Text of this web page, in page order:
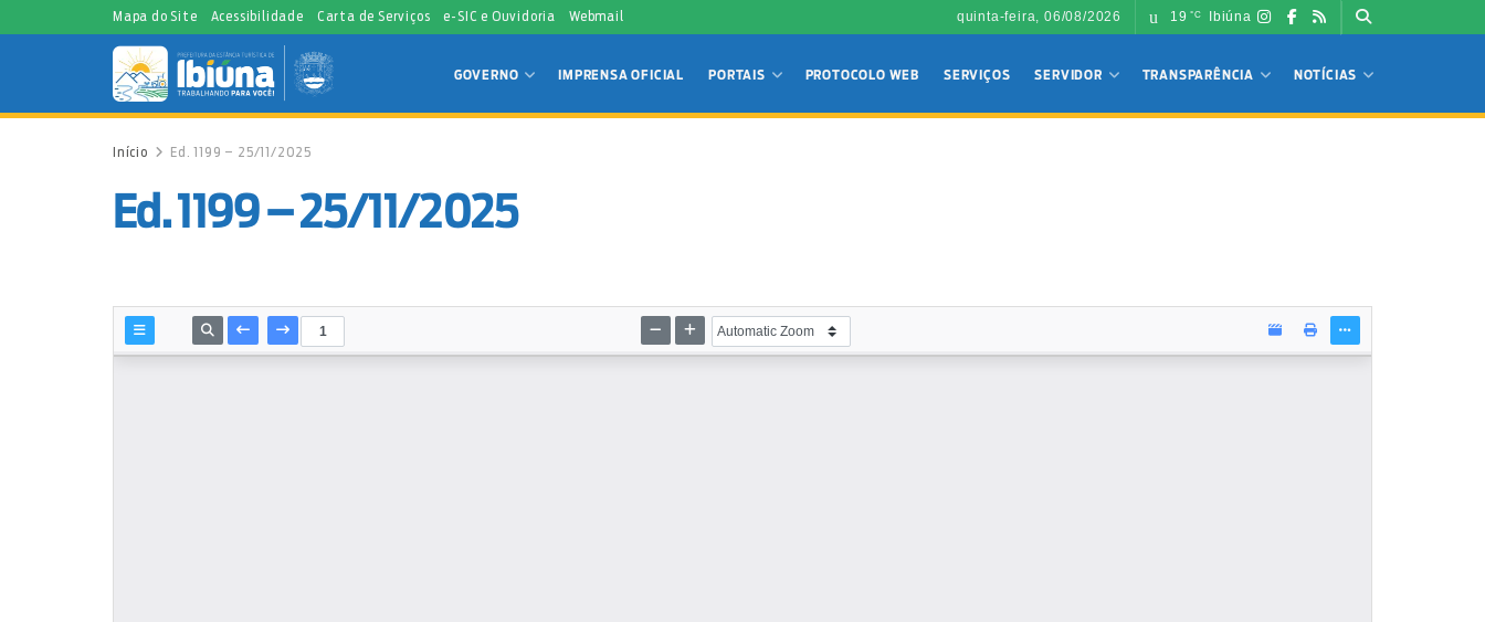
Mapa do Site Acessibilidade Carta de Serviços e-SIC e Ouvidoria Webmail quinta-feira, 06/08/2026 19 °C Ibiúna
GOVERNO IMPRENSA OFICIAL PORTAIS PROTOCOLO WEB SERVIÇOS SERVIDOR TRANSPARÊNCIA NOTÍCIAS
Início Ed. 1199 – 25/11/2025
Ed. 1199 – 25/11/2025